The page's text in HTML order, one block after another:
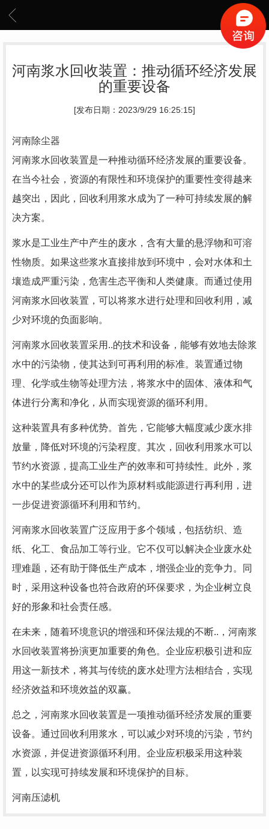
河南浆水回收装置：推动循环经济发展
的重要设备
[发布日期：2023/9/29 16:25:15]
河南除尘器
河南浆水回收装置是一种推动循环经济发展的重要设备。
在当今社会，资源的有限性和环境保护的重要性变得越来
越突出，因此，回收利用浆水成为了一种可持续发展的解
决方案。
浆水是工业生产中产生的废水，含有大量的悬浮物和可溶
性物质。如果这些浆水直接排放到环境中，会对水体和土
壤造成严重污染，危害生态平衡和人类健康。而通过使用
河南浆水回收装置，可以将浆水进行处理和回收利用，减
少对环境的负面影响。
河南浆水回收装置采用..的技术和设备，能够有效地去除浆
水中的污染物，使其达到可再利用的标准。装置通过物
理、化学或生物等处理方法，将浆水中的固体、液体和气
体进行分离和净化，从而实现资源的循环利用。
这种装置具有多种优势。首先，它能够大幅度减少废水排
放量，降低对环境的污染程度。其次，回收利用浆水可以
节约水资源，提高工业生产的效率和可持续性。此外，浆
水中的某些成分还可以作为原材料或能源进行再利用，进
一步促进资源循环利用和节约。
河南浆水回收装置广泛应用于多个领域，包括纺织、造
纸、化工、食品加工等行业。它不仅可以解决企业废水处
理难题，还有助于降低生产成本，增强企业的竞争力。同
时，采用这种设备也符合政府的环保要求，为企业树立良
好的形象和社会责任感。
在未来，随着环境意识的增强和环保法规的不断..，河南浆
水回收装置将扮演更加重要的角色。企业应积极引进和应
用这一新技术，将其与传统的废水处理方法相结合，实现
经济效益和环境效益的双赢。
总之，河南浆水回收装置是一项推动循环经济发展的重要
设备。通过回收利用浆水，可以减少对环境的污染，节约
水资源，并促进资源循环利用。企业应积极采用这种装
置，以实现可持续发展和环境保护的目标。
河南压滤机